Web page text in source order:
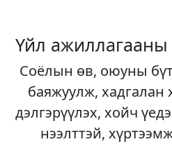
Үйл ажиллагааны
Соёлын өв, оюуны
баяжуулж, хадгалан
дэлгэрүүлэх, хойч
нээлттэй,